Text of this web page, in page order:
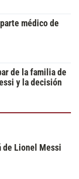
médico de
de la familia de
y la decisión
de Lionel Messi